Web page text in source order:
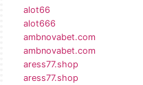
alot66
alot666
ambnovabet.com
ambnovabet.com
aress77.shop
aress77.shop